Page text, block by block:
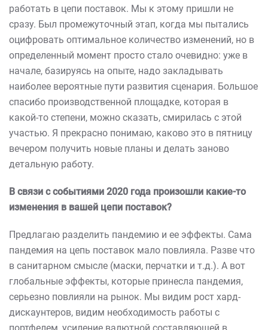
работать в цепи поставок. Мы к этому пришли не
сразу. Был промежуточный этап, когда мы пытались
оцифровать оптимальное количество изменений, но в
определенный момент просто стало очевидно: уже в
начале, базируясь на опыте, надо закладывать
наиболее вероятные пути развития сценария. Большое
спасибо производственной площадке, которая в
какой-то степени, можно сказать, смирилась с этой
участью. Я прекрасно понимаю, каково это в пятницу
вечером получить новые планы и делать заново
детальную работу.
В связи с событиями 2020 года произошли какие-то
изменения в вашей цепи поставок?
Предлагаю разделить пандемию и ее эффекты. Сама
пандемия на цепь поставок мало повлияла. Разве что
в санитарном смысле (маски, перчатки и т.д.). А вот
глобальные эффекты, которые принесла пандемия,
серьезно повлияли на рынок. Мы видим рост хард-
дискаунтеров, видим необходимость работы с